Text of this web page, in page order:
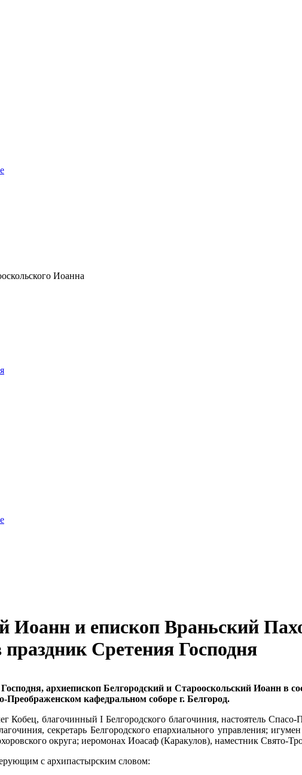
Иоанна
Иоанн и епископ Враньский
Сретения Господня
архиепископ Белгородский и Старооскольский Иоанн
кафедральном соборе г. Белгород.
благочинный I Белгородского благочиния, настоятель Спасо-
секретарь Белгородского епархиального управления;
округа; иеромонах Иоасаф (Каракулов), наместник Свято-
с архипастырским словом: